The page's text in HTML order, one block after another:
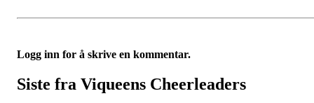
Logg inn for å skrive en kommentar.
Siste fra Viqueens Cheerleaders